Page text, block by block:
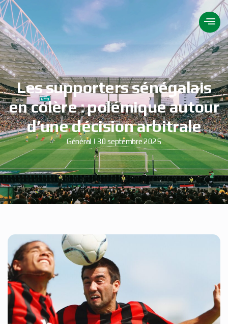
Les supporters sénégalais
en colère : polémique autour
d’une décision arbitrale
Général 30 septembre 2025